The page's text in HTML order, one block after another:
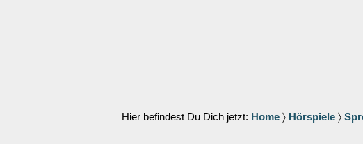
Hier befindest Du Dich jetzt: Home 〉 Hörspiele 〉